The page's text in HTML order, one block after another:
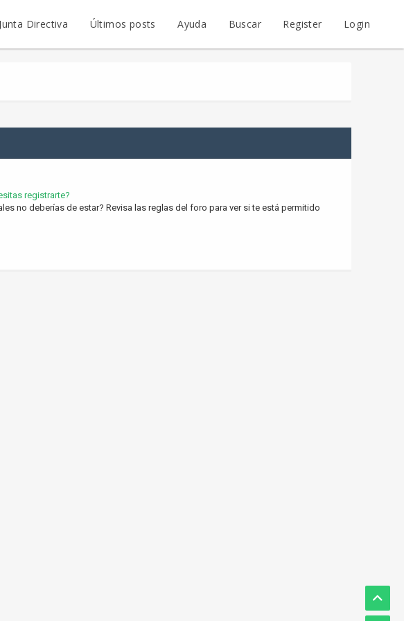
Junta Directiva Últimos posts Ayuda Buscar Register Login
registrarte?
no deberías de estar? Revisa las reglas del foro para ver si te está permitido